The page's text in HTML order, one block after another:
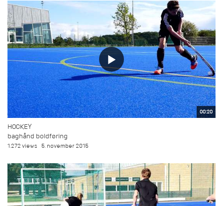
00:20
HOCKEY
baghånd boldføring
1.272 views 5. november 2015